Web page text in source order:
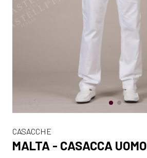
CASACCHE
MALTA - CASACCA UOMO